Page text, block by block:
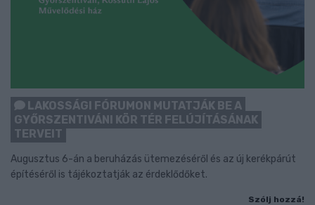
LAKOSSÁGI FÓRUMON MUTATJÁK BE A
GYŐRSZENTIVÁNI KÖR TÉR FELÚJÍTÁSÁNAK
TERVEIT
Augusztus 6-án a beruházás ütemezéséről és az új kerékpárút
építéséről is tájékoztatják az érdeklődőket.
Szólj hozzá!